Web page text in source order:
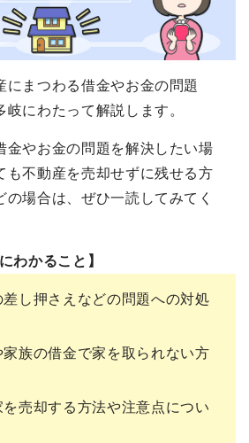
にまつわる借金やお金の問題
岐にわたって解説します。
金やお金の問題を解決したい場
も不動産を売却せずに残せる方
の場合は、ぜひ一読してみてく
わかること】
し押さえなどの問題への対処
族の借金で家を取られない方
売却する方法や注意点につい